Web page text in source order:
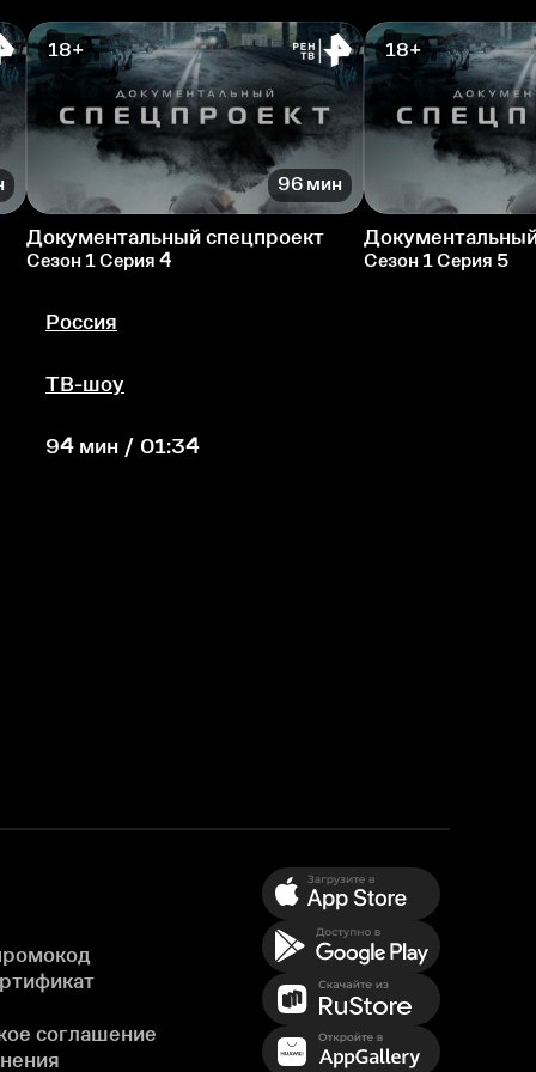
18+
96 мин
Документальный спецпроект
Сезон 1 Серия 4
18+
Сезон 1 Серия 5
Россия
ТВ-шоу
94 мин / 01:34
соглашение